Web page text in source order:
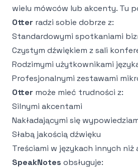
wielu mówców lub akcenty. Tu
Otter radzi sobie dobrze z:
Standardowymi spotkaniami
Czystym dźwiękiem z sali
Rodzimymi użytkownikami
Profesjonalnymi zestawami
Otter może mieć trudności z:
Silnymi akcentami
Nakładającymi się
Słabą jakością dźwięku
Treściami w językach innych niż
SpeakNotes obsługuje: